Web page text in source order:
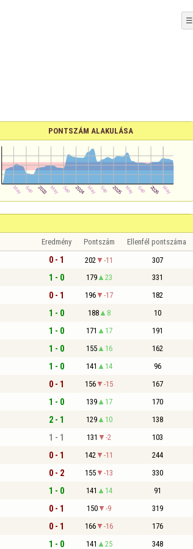
☰
PONTSZÁM ALAKULÁSA
Eredmény Pontszám Ellenfél pontszáma
0 - 1 202 -11 307
1 - 0 179 23 331
0 - 1 196 -17 182
1 - 0 188 8 10
1 - 0 171 17 191
1 - 0 155 16 162
1 - 0 141 14 96
0 - 1 156 -15 167
1 - 0 139 17 170
2 - 1 129 10 138
1 - 1 131 -2 103
0 - 1 142 -11 244
0 - 2 155 -13 330
1 - 0 141 14 91
0 - 1 150 -9 319
0 - 1 166 -16 176
1 - 0 141 25 348